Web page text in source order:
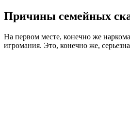
Причины семейных
На первом месте, конечно же
игромания. Это, конечно же,